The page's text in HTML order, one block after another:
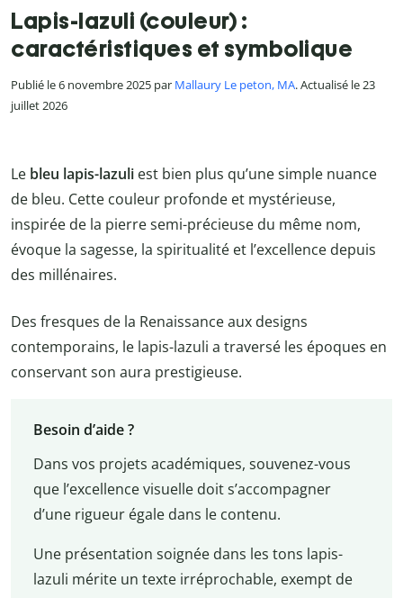
Lapis-lazuli (couleur) :
caractéristiques et symbolique
Publié le 6 novembre 2025 par Mallaury Le peton, MA. Actualisé le 23
juillet 2026
Le bleu lapis-lazuli est bien plus qu’une simple nuance
de bleu. Cette couleur profonde et mystérieuse,
inspirée de la pierre semi-précieuse du même nom,
évoque la sagesse, la spiritualité et l’excellence depuis
des millénaires.
Des fresques de la Renaissance aux designs
contemporains, le lapis-lazuli a traversé les époques en
conservant son aura prestigieuse.
Besoin d’aide ?
Dans vos projets académiques, souvenez-vous
que l’excellence visuelle doit s’accompagner
d’une rigueur égale dans le contenu.
Une présentation soignée dans les tons lapis-
lazuli mérite un texte irréprochable, exempt de